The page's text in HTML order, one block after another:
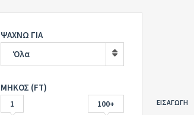
ΨΑΧΝΩ ΓΙΑ
Όλα
ΜΗΚΟΣ (FT)
ΕΙΣΑΓΩΓΗ
1 100+